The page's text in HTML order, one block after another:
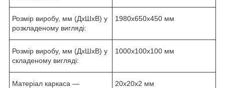
Розмір виробу, мм (ДхШхВ) у
розкладеному вигляді:
1980х650х450 мм
Розмір виробу, мм (ДхШхВ) у
складеному вигляді:
1000х100х100 мм
Матеріал каркаса —
20х20х2 мм